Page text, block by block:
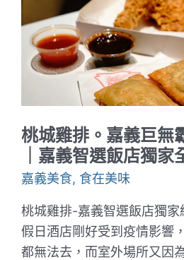
好
味
道
｜
綜
碗
只
要
20
元，
料
多
又
實
在！
桃城雞排。嘉義巨無
｜嘉義智選飯店獨家
嘉義美食, 食在美味
桃城雞排-嘉義智選飯店獨家
假日酒店剛好受到疫情影響
都無法去，而室外場所又因